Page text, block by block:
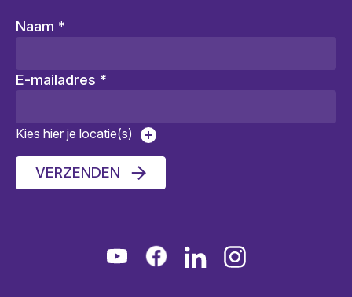
Naam *
E-mailadres *
Kies hier je locatie(s)
VERZENDEN